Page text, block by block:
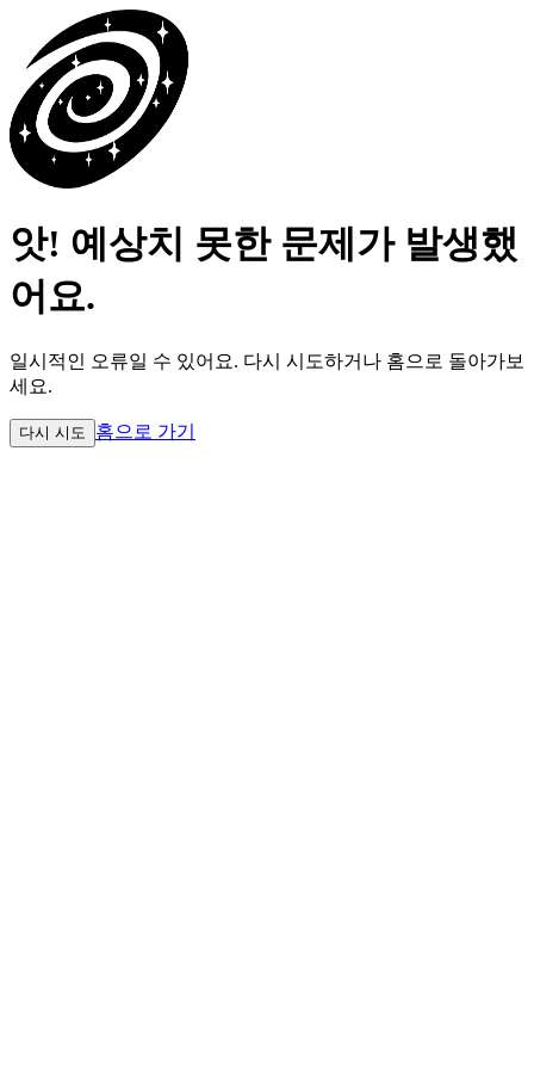
앗! 예상치 못한 문제가 발생했
어요.
일시적인 오류일 수 있어요. 다시 시도하거나 홈으로 돌아가보
세요.
다시 시도 홈으로 가기